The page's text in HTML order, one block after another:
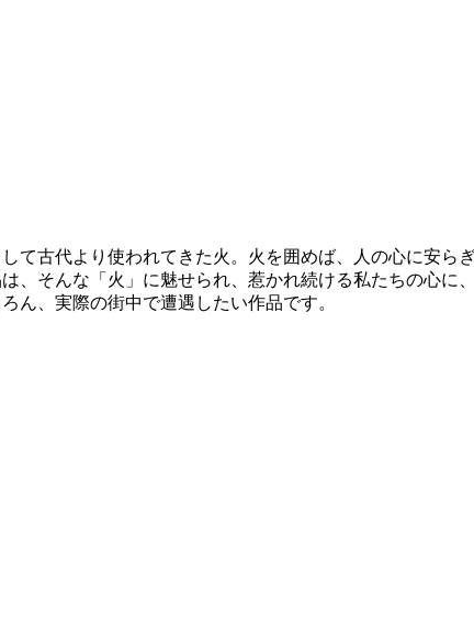
古代より使われてきた火。火を囲めば、人の心に安ら
そんな「火」に魅せられ、惹かれ続ける私たちの心に
ん、実際の街中で遭遇したい作品です。